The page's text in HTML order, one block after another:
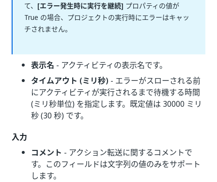
て、 [エラー発生時に実行を継続] プロパティの値が
True の場合、プロジェクトの実行時にエラーはキャッ
チされません。
表示名 - アクティビティの表示名です。
タイムアウト (ミリ秒) - エラーがスローされる前
にアクティビティが実行されるまで待機する時間
(ミリ秒単位) を指定します。既定値は 30000 ミリ
秒 (30 秒) です。
入力
コメント - アクション転送に関するコメントで
す。このフィールドは文字列の値のみをサポート
します。